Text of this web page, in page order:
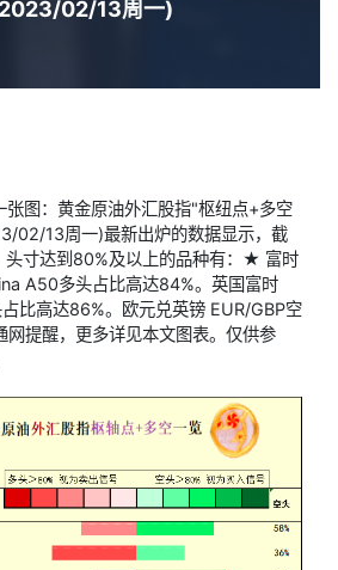
02/13周一)
张图：黄金原油外汇股指"枢纽点+多空
02/13周一)最新出炉的数据显示，截
头寸达到80%及以上的品种有：★ 富时
A50多头占比高达84%。 英国富时
比高达86%。欧元兑英镑 EUR/GBP空
提醒，更多详见本文图表。仅供参